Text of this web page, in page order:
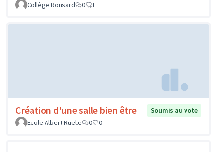
Collège Ronsard
0 1
Création d'une salle bien être
Soumis au vote
Ecole Albert Ruelle
0 0